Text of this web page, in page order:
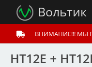
Вольтик
ВНИМАНИЕ!!! МЫ
HT12E +